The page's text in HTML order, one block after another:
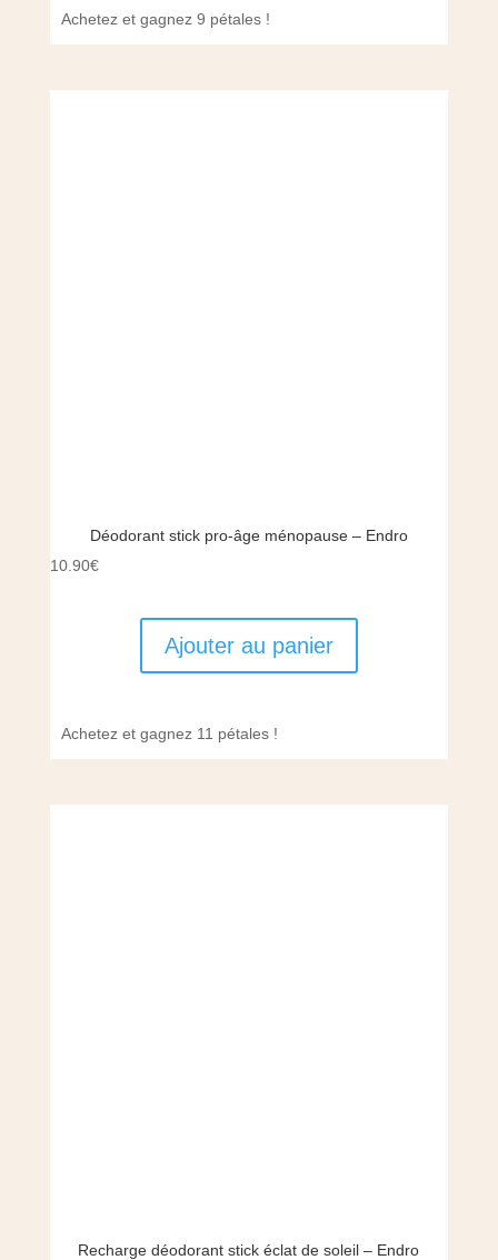
Achetez et gagnez 9 pétales !
Déodorant stick pro-âge ménopause – Endro
10.90€
Ajouter au panier
Achetez et gagnez 11 pétales !
Recharge déodorant stick éclat de soleil – Endro